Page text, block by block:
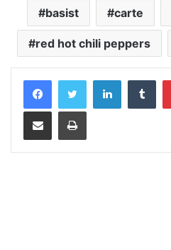
basist carte
red hot chili peppers
LinkedIn
Distribuie prin mail Tipărește